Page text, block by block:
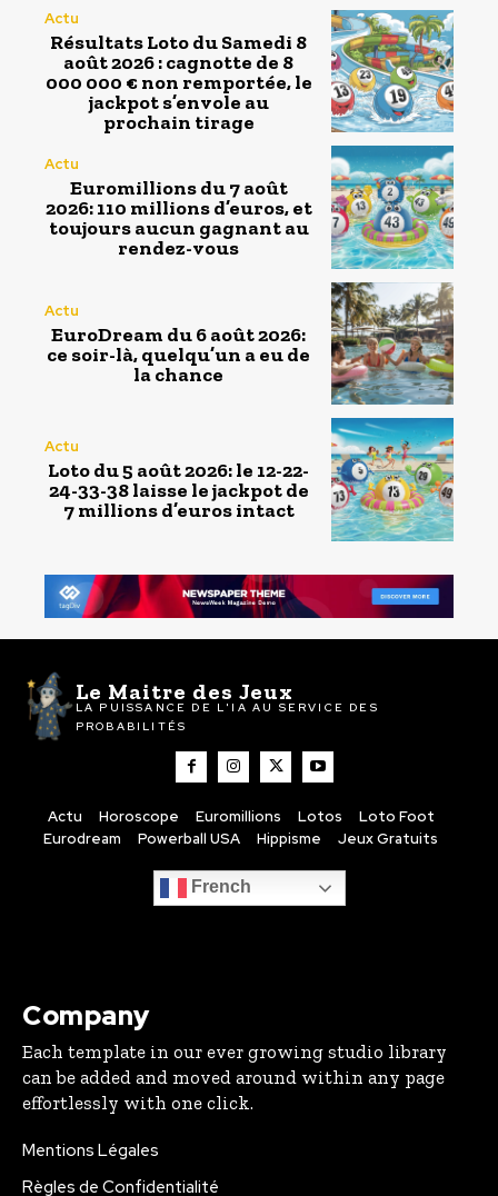
Actu
Résultats Loto du Samedi 8
août 2026 : cagnotte de 8
000 000 € non remportée, le
jackpot s’envole au
prochain tirage
Actu
Euromillions du 7 août
2026: 110 millions d’euros, et
toujours aucun gagnant au
rendez-vous
Actu
EuroDream du 6 août 2026:
ce soir-là, quelqu’un a eu de
la chance
Actu
Loto du 5 août 2026: le 12-22-
24-33-38 laisse le jackpot de
7 millions d’euros intact
Le Maitre des Jeux
LA PUISSANCE DE L'IA AU SERVICE DES
PROBABILITÉS
Actu Horoscope Euromillions Lotos
Loto Foot
Eurodream
Powerball USA Hippisme Jeux Gratuits
French
Company
Each template in our ever growing studio library
can be added and moved around within any page
effortlessly with one click.
Mentions Légales
Règles de Confidentialité